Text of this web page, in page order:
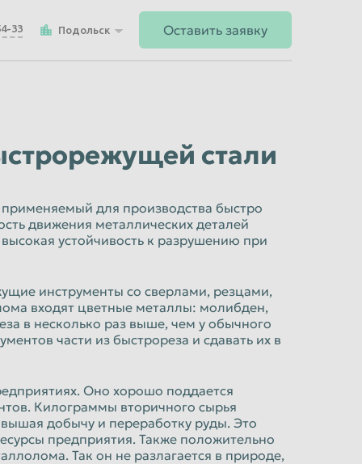
33 Подольск Оставить заявку
стали
для производства быстро
движения металлических деталей
устойчивость к разрушению при
инструменты со сверлами, резцами,
входят цветные металлы: молибден,
в несколько раз выше, чем у обычного
части из быстрореза и сдавать их в
Оно хорошо поддается
Килограммы вторичного сырья
добычу и переработку руды. Это
предприятия. Также положительно
Так он не разлагается в природе,